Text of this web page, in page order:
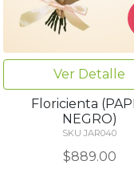
Ver Detalle
Floricienta
NEGRO)
SKU JAR040
$889.00